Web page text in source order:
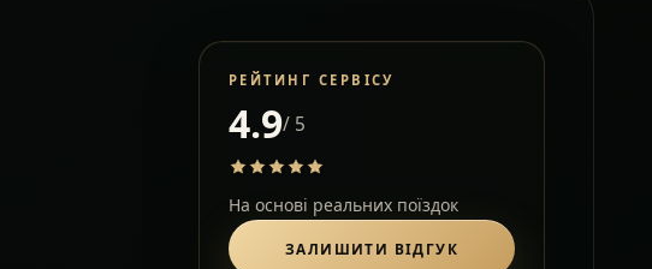
РЕЙТИНГ СЕРВІСУ
4.9/ 5
На основі реальних поїздок
ЗАЛИШИТИ ВІДГУК